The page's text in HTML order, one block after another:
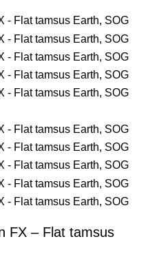
FX – Flat tamsus